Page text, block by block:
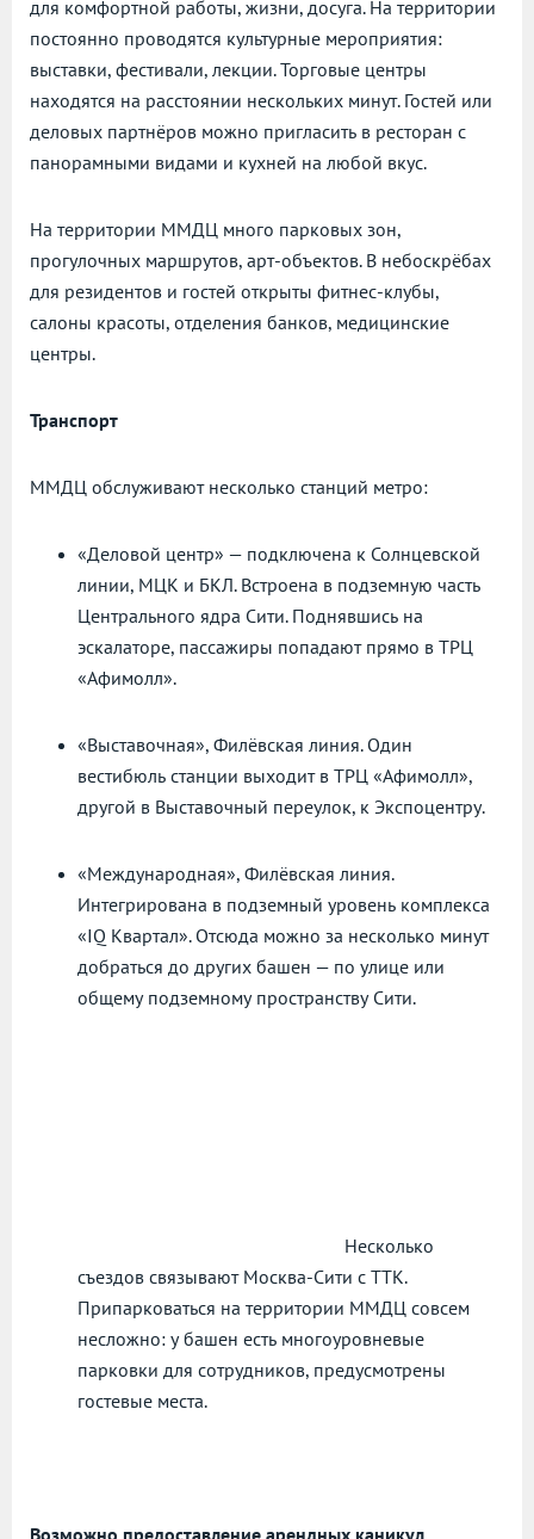
для комфортной работы, жизни, досуга. На территории
постоянно проводятся культурные мероприятия:
выставки, фестивали, лекции. Торговые центры
находятся на расстоянии нескольких минут. Гостей или
деловых партнёров можно пригласить в ресторан с
панорамными видами и кухней на любой вкус.
На территории ММДЦ много парковых зон,
прогулочных маршрутов, арт-объектов. В небоскрёбах
для резидентов и гостей открыты фитнес-клубы,
салоны красоты, отделения банков, медицинские
центры.
Транспорт
ММДЦ обслуживают несколько станций метро:
«Деловой центр» — подключена к Солнцевской
линии, МЦК и БКЛ. Встроена в подземную часть
Центрального ядра Сити. Поднявшись на
эскалаторе, пассажиры попадают прямо в ТРЦ
«Афимолл».
«Выставочная», Филёвская линия. Один
вестибюль станции выходит в ТРЦ «Афимолл»,
другой в Выставочный переулок, к Экспоцентру.
«Международная», Филёвская линия.
Интегрирована в подземный уровень комплекса
«IQ Квартал». Отсюда можно за несколько минут
добраться до других башен — по улице или
общему подземному пространству Сити.
Несколько
съездов связывают Москва-Сити с ТТК.
Припарковаться на территории ММДЦ совсем
несложно: у башен есть многоуровневые
парковки для сотрудников, предусмотрены
гостевые места.